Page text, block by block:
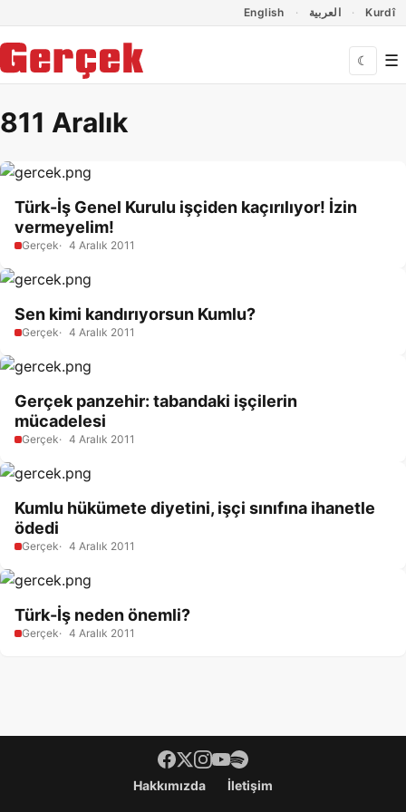
English العربية Kurdî
☾ ☰
811 Aralık
Türk-İş Genel Kurulu işçiden kaçırılıyor! İzin
vermeyelim!
Gerçek 4 Aralık 2011
Sen kimi kandırıyorsun Kumlu?
Gerçek 4 Aralık 2011
Gerçek panzehir: tabandaki işçilerin
mücadelesi
Gerçek 4 Aralık 2011
Kumlu hükümete diyetini, işçi sınıfına ihanetle
ödedi
Gerçek 4 Aralık 2011
Türk-İş neden önemli?
Gerçek 4 Aralık 2011
Footer menüHakkımızda İletişim